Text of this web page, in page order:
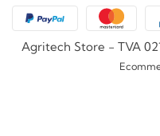
Agritech Store - TVA